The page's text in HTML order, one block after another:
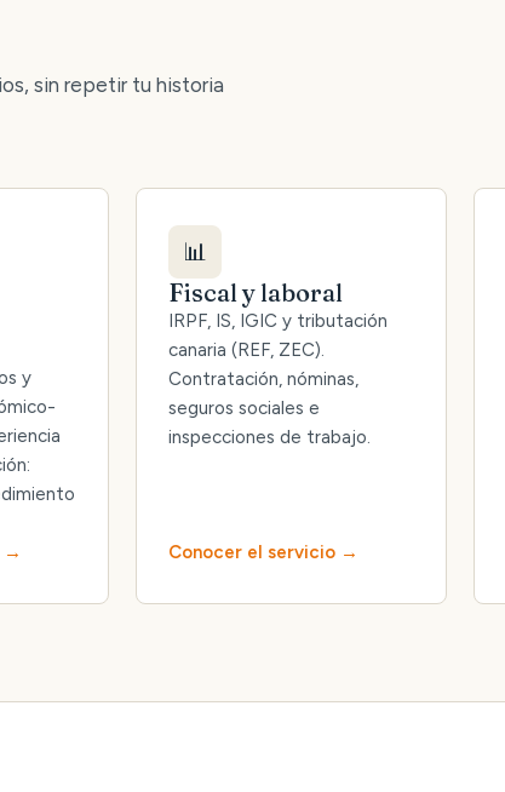
sin repetir tu historia
y
📊
Fiscal y laboral
IRPF, IS, IGIC y tributación
canaria (REF, ZEC).
Contratación, nóminas,
seguros sociales e
inspecciones de trabajo.
Conocer el servicio